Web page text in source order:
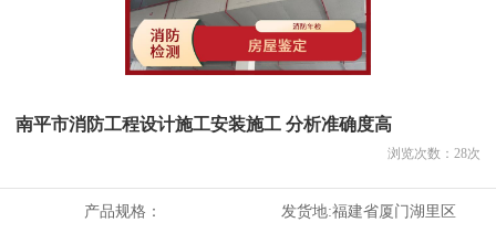
南平市消防工程设计施工安装施工 分析准确度高
浏览次数： 28次
产品规格： 发货地:福建省厦门湖里区